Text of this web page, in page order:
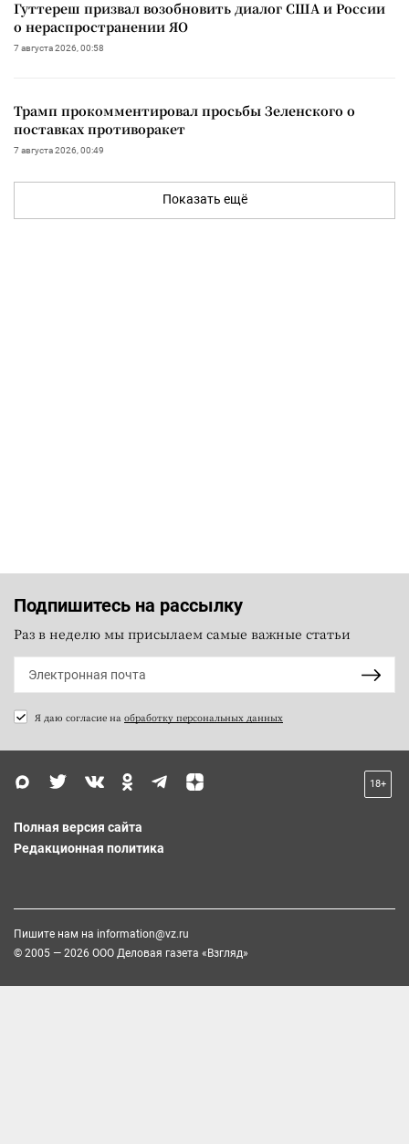
Гуттереш призвал возобновить диалог США и России
о нераспространении ЯО
7 августа 2026, 00:58
Трамп прокомментировал просьбы Зеленского о
поставках противоракет
7 августа 2026, 00:49
Показать ещё
Подпишитесь на рассылку
Раз в неделю мы присылаем самые важные статьи
Я даю согласие на обработку персональных данных
18+
Полная версия сайта
Редакционная политика
Пишите нам на information@vz.ru
© 2005 — 2026 ООО Деловая газета «Взгляд»